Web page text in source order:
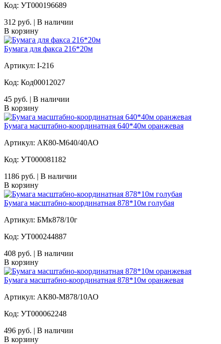
Код: УТ000196689
312 руб. | В наличии
В корзину
Бумага для факса 216*20м
Артикул: I-216
Код: Код00012027
45 руб. | В наличии
В корзину
Бумага масштабно-координатная 640*40м оранжевая
Артикул: АК80-М640/40АО
Код: УТ000081182
1186 руб. | В наличии
В корзину
Бумага масштабно-координатная 878*10м голубая
Артикул: БМк878/10г
Код: УТ000244887
408 руб. | В наличии
В корзину
Бумага масштабно-координатная 878*10м оранжевая
Артикул: АК80-М878/10АО
Код: УТ000062248
496 руб. | В наличии
В корзину